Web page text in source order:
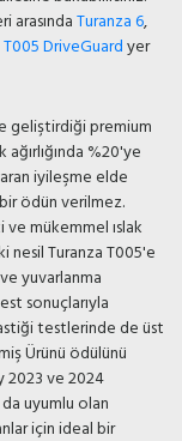
arasındaTuranza 6,
T005 DriveGuardyer
geliştirdiği premium
%20'ye
iyileşme elde
ödün verilmez.
ve mükemmel ıslak
nesil Turanza T005'e
yuvarlanma
sonuçlarıyla
testlerinde de üst
Ürünü ödülünü
2023 ve 2024
uyumlu olan
için ideal bir